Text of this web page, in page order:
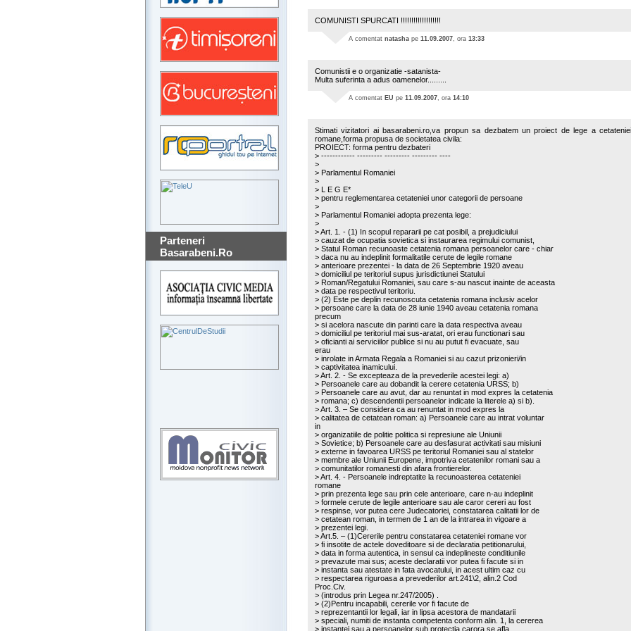
Parteneri
Basarabeni.Ro
COMUNISTI SPURCATI !!!!!!!!!!!!!!!!!!!
A comentat natasha pe 11.09.2007, ora 13:33
Comunistii e o organizatie -satanista-
Multa suferinta a adus oamenelor.........
A comentat EU pe 11.09.2007, ora 14:10
Stimati vizitatori ai basarabeni.ro,va propun sa dezbatem un proiect de lege a cetateniei
romane,forma propusa de societatea civila:
PROIECT: forma pentru dezbateri
> ------------ --------- --------- --------- ----
>
> Parlamentul Romaniei
>
> L E G E*
> pentru reglementarea cetateniei unor categorii de persoane
>
> Parlamentul Romaniei adopta prezenta lege:
>
> Art. 1. - (1) In scopul repararii pe cat posibil, a prejudiciului
> cauzat de ocupatia sovietica si instaurarea regimului comunist,
> Statul Roman recunoaste cetatenia romana persoanelor care - chiar
> daca nu au indeplinit formalitatile cerute de legile romane
> anterioare prezentei - la data de 26 Septembrie 1920 aveau
> domiciliul pe teritoriul supus jurisdictiunei Statului
> Roman/Regatului Romaniei, sau care s-au nascut inainte de aceasta
> data pe respectivul teritoriu.
> (2) Este pe deplin recunoscuta cetatenia romana inclusiv acelor
> persoane care la data de 28 iunie 1940 aveau cetatenia romana
precum
> si acelora nascute din parinti care la data respectiva aveau
> domiciliul pe teritoriul mai sus-aratat, ori erau functionari sau
> oficianti ai serviciilor publice si nu au putut fi evacuate, sau
erau
> inrolate in Armata Regala a Romaniei si au cazut prizonieri/in
> captivitatea inamicului.
> Art. 2. - Se excepteaza de la prevederile acestei legi: a)
> Persoanele care au dobandit la cerere cetatenia URSS; b)
> Persoanele care au avut, dar au renuntat in mod expres la cetatenia
> romana; c) descendentii persoanelor indicate la literele a) si b).
> Art. 3. – Se considera ca au renuntat in mod expres la
> calitatea de cetatean roman: a) Persoanele care au intrat voluntar
in
> organizatiile de politie politica si represiune ale Uniunii
> Sovietice; b) Persoanele care au desfasurat activitati sau misiuni
> externe in favoarea URSS pe teritoriul Romaniei sau al statelor
> membre ale Uniunii Europene, impotriva cetatenilor romani sau a
> comunitatilor romanesti din afara frontierelor.
> Art. 4. - Persoanele indreptatite la recunoasterea cetateniei
romane
> prin prezenta lege sau prin cele anterioare, care n-au indeplinit
> formele cerute de legile anterioare sau ale caror cereri au fost
> respinse, vor putea cere Judecatoriei, constatarea calitatii lor de
> cetatean roman, in termen de 1 an de la intrarea in vigoare a
> prezentei legi.
> Art.5. – (1)Cererile pentru constatarea cetateniei romane vor
> fi insotite de actele doveditoare si de declaratia petitionarului,
> data in forma autentica, in sensul ca indeplineste conditiunile
> prevazute mai sus; aceste declaratii vor putea fi facute si in
> instanta sau atestate in fata avocatului, in acest ultim caz cu
> respectarea riguroasa a prevederilor art.241\2, alin.2 Cod
Proc.Civ.
> (introdus prin Legea nr.247/2005) .
> (2)Pentru incapabili, cererile vor fi facute de
> reprezentantii lor legali, iar in lipsa acestora de mandatarii
> speciali, numiti de instanta competenta conform alin. 1, la cererea
> instantei sau a persoanelor sub protectia carora se afla